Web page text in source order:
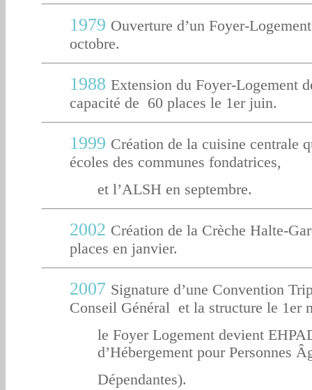
1979 Ouverture d’un Foyer-
octobre.
1988 Extension du Foyer-Logement
capacité de 60 places le 1er juin.
1999 Création de la cuisine centrale
écoles des communes fondatrices,
et l’ALSH en septembre.
2002 Création de la Crèche Halte-
places en janvier.
2007 Signature d’une Convention
Conseil Général et la structure le 1er
le Foyer Logement devient
d’Hébergement pour Personnes
Dépendantes).